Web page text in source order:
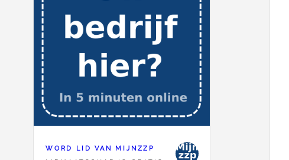
WORD LID VAN MIJNZZP